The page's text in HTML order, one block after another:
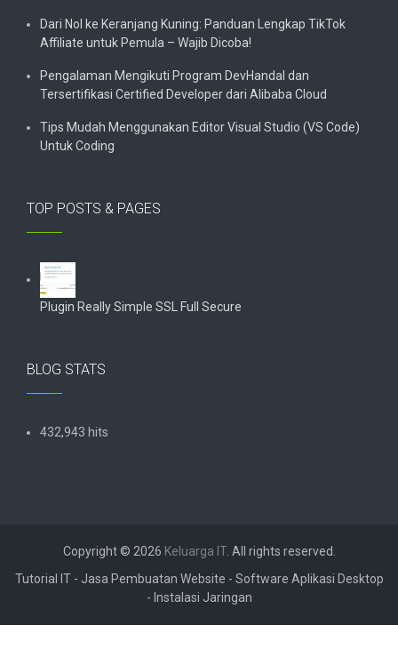
Dari Nol ke Keranjang Kuning: Panduan Lengkap TikTok
Affiliate untuk Pemula – Wajib Dicoba!
Pengalaman Mengikuti Program DevHandal dan
Tersertifikasi Certified Developer dari Alibaba Cloud
Tips Mudah Menggunakan Editor Visual Studio (VS Code)
Untuk Coding
TOP POSTS & PAGES
Plugin Really Simple SSL Full Secure
BLOG STATS
432,943 hits
Copyright © 2026 Keluarga IT. All rights reserved.
Tutorial IT - Jasa Pembuatan Website - Software Aplikasi Desktop
- Instalasi Jaringan